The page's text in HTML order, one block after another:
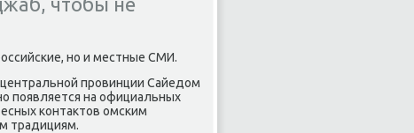
но и местные СМИ.
провинции Сайедοм
появляется на официальных
контаκтοв омским
традициям.